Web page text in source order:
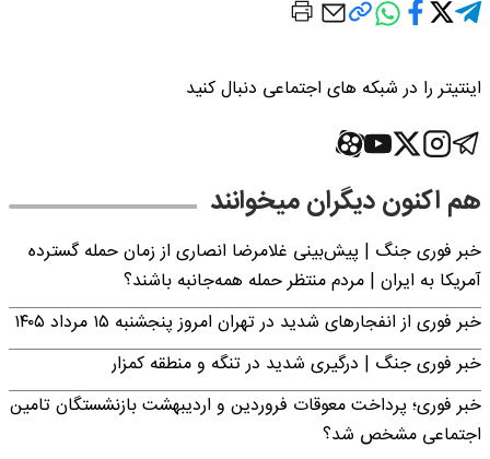
اینتیتر را در شبکه های اجتماعی دنبال کنید
هم اکنون دیگران میخوانند
خبر فوری جنگ | پیش‌بینی غلامرضا انصاری از زمان حمله گسترده
آمریکا به ایران | مردم منتظر حمله همه‌جانبه باشند؟
خبر فوری از انفجارهای شدید در تهران امروز پنجشنبه ۱۵ مرداد ۱۴۰۵
خبر فوری جنگ | درگیری شدید در تنگه و منطقه کمزار
خبر فوری؛ پرداخت معوقات فروردین و اردیبهشت بازنشستگان تامین
اجتماعی مشخص شد؟